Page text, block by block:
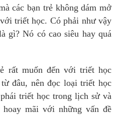
các bạn trẻ không dám mở
triết học. Có phải như vậy
gì? Nó có cao siêu hay quá
rất muốn đến với triết học
đâu, nên đọc loại triết học
triết học trong lịch sử và
mãi với những vấn đề